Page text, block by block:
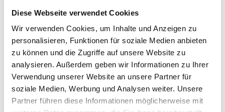
Diese Webseite verwendet Cookies
Wir verwenden Cookies, um Inhalte und Anzeigen zu
personalisieren, Funktionen für soziale Medien anbieten
zu können und die Zugriffe auf unsere Website zu
analysieren. Außerdem geben wir Informationen zu Ihrer
Verwendung unserer Website an unsere Partner für
soziale Medien, Werbung und Analysen weiter. Unsere
Partner führen diese Informationen möglicherweise mit
IKI
Informationen über "Wirkung und Lernen in der IKI"
Alle IKI-Dokumente zum Download